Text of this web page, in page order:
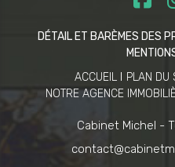
DÉTAIL ET BARÈMES DES
ACCUEIL
PLAN DU
NOTRE AGENCE
Cabinet Michel -